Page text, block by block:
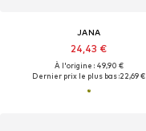
JANA
24,43 €
À l'origine : 49,90 €
Dernier prix le plus bas :22,69 €